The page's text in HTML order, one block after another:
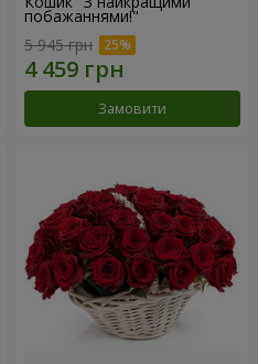
побажаннями!"
5 945 грн
Замовити